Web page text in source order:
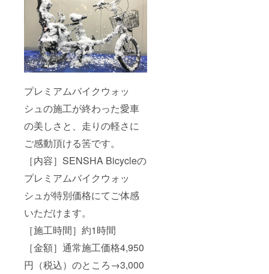
プレミアムバイクウォッ
シュの施工が終わった愛車
の美しさと、走りの軽さに
ご感動頂ける筈です。
［内容］SENSHA Bicycleの
プレミアムバイクウォッ
シュが特別価格にてご体感
いただけます。
［施工時間］約1時間
［金額］通常施工価格4,950
円（税込）のところ→3,000